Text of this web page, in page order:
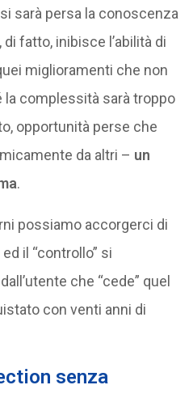
sarà persa la conoscenza
fatto, inibisce l’abilità di
miglioramenti che non
la complessità sarà troppo
opportunità perse che
da altri – un
.
possiamo accorgerci di
il “controllo” si
che “cede” quel
con venti anni di
senza